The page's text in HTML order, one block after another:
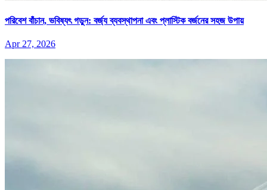
পরিবেশ বাঁচান, ভবিষ্যৎ গড়ুন: বর্জ্য ব্যবস্থাপনা এবং প্লাস্টিক বর্জনের সহজ উপায়
Apr 27, 2026